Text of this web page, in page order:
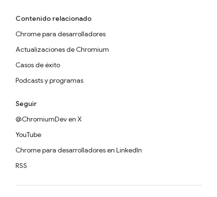
Contenido relacionado
Chrome para desarrolladores
Actualizaciones de Chromium
Casos de éxito
Podcasts y programas
Seguir
@ChromiumDev en X
YouTube
Chrome para desarrolladores en LinkedIn
RSS